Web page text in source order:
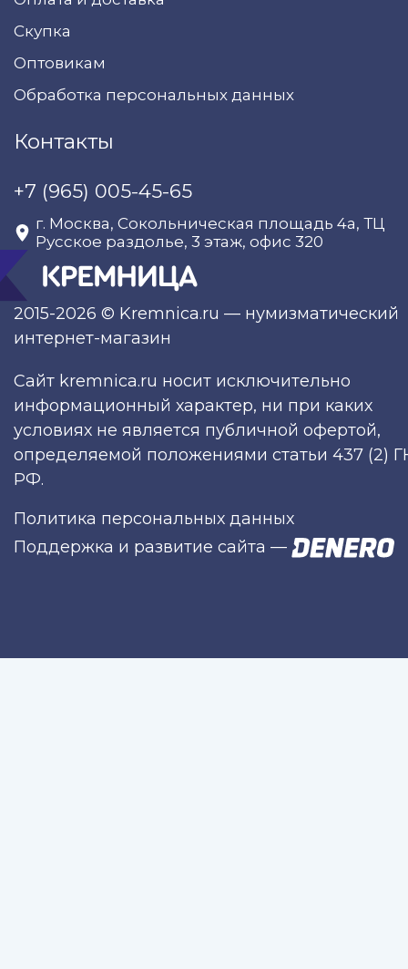
2015-2026 © Kremnica.ru — нумизматический
интернет-магазин
Скупка
Оптовикам
Обработка персональных данных
Контакты
+7 (965) 005-45-65
г. Москва, Сокольническая площадь 4а, ТЦ
Русское раздолье, 3 этаж, офис 320
Сайт kremnica.ru носит исключительно
информационный характер, ни при каких
условиях не является публичной офертой,
определяемой положениями статьи 437 (2)
РФ.
Политика персональных данных
Поддержка и развитие сайта —